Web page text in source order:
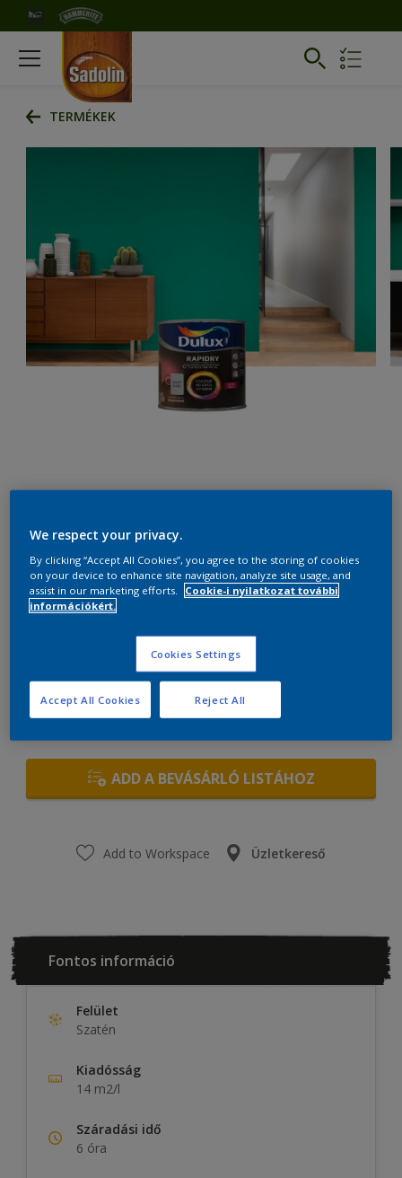
TERMÉKEK
46GG 31/446
Méret
mennyiség Festékalkulátor
KISZÁMÍT
ADD A BEVÁSÁRLÓ LISTÁHOZ
Add to Workspace Üzletkereső
Fontos információ
Felület
Szatén
Kiadósság
14 m2/l
Száradási idő
6 óra
We respect your privacy.
By clicking “Accept All Cookies”, you agree to the storing of cookies
on your device to enhance site navigation, analyze site usage, and
assist in our marketing efforts.
Cookie-i nyilatkozat további
információkért.
Cookies Settings
Reject All
Accept All Cookies